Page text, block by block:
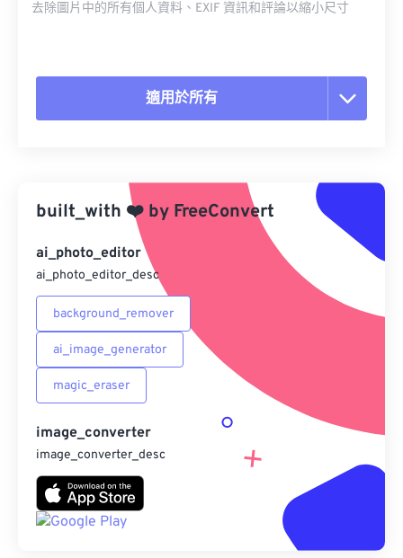
去除圖片中的所有個人資料、EXIF 資訊和評論以縮小尺寸
適用於所有
另存為預設
built_with ❤️ by FreeConvert
ai_photo_editor
ai_photo_editor_desc
background_remover
ai_image_generator
magic_eraser
image_converter
image_converter_desc